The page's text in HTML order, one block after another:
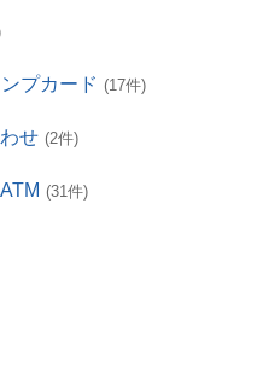
プカード (17件)
せ (2件)
(31件)